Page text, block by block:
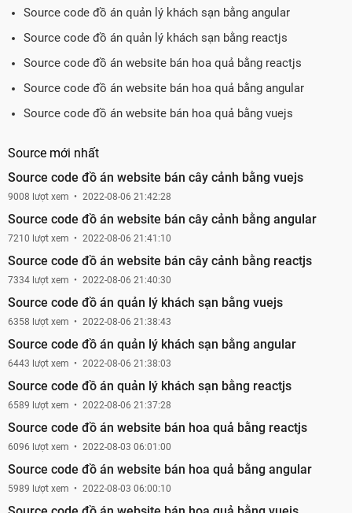
Source code đồ án quản lý khách sạn bằng angular
Source code đồ án quản lý khách sạn bằng reactjs
Source code đồ án website bán hoa quả bằng reactjs
Source code đồ án website bán hoa quả bằng angular
Source code đồ án website bán hoa quả bằng vuejs
Source mới nhất
Source code đồ án website bán cây cảnh bằng vuejs
9008 lượt xem 2022-08-06 21:42:28
Source code đồ án website bán cây cảnh bằng angular
7210 lượt xem 2022-08-06 21:41:10
Source code đồ án website bán cây cảnh bằng reactjs
7334 lượt xem 2022-08-06 21:40:30
Source code đồ án quản lý khách sạn bằng vuejs
6358 lượt xem 2022-08-06 21:38:43
Source code đồ án quản lý khách sạn bằng angular
6443 lượt xem 2022-08-06 21:38:03
Source code đồ án quản lý khách sạn bằng reactjs
6589 lượt xem 2022-08-06 21:37:28
Source code đồ án website bán hoa quả bằng reactjs
6096 lượt xem 2022-08-03 06:01:00
Source code đồ án website bán hoa quả bằng angular
5989 lượt xem 2022-08-03 06:00:10